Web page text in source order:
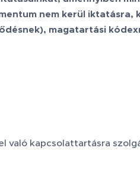
nem kerül
magatartási
kapcsolattartásra